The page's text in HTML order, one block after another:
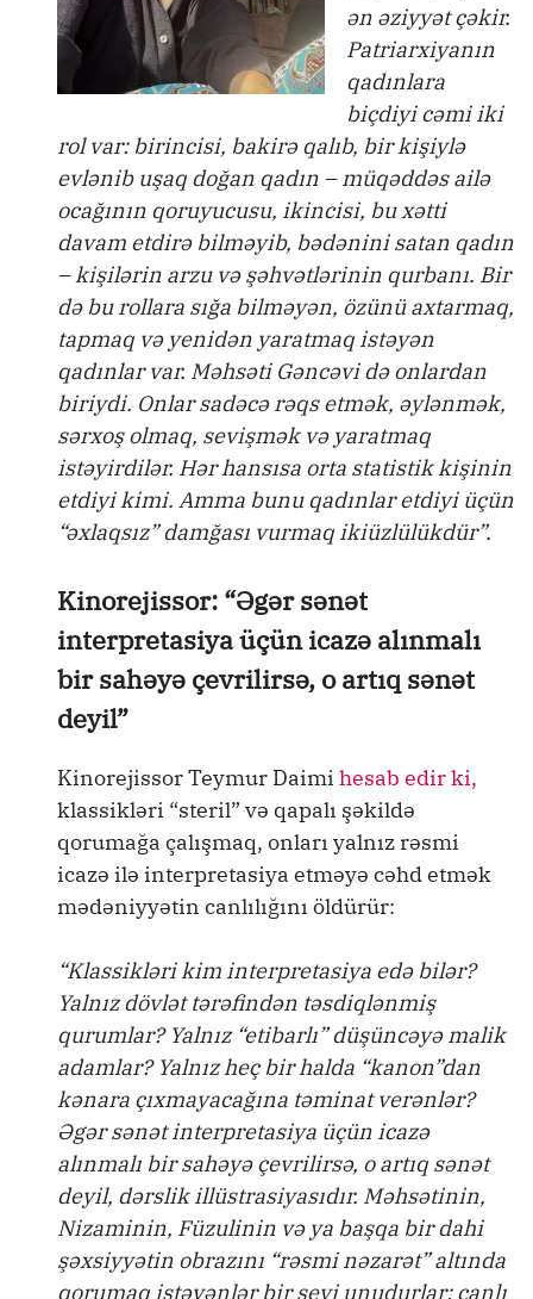
ən əziyyət çəkir.
Patriarxiyanın
qadınlara
biçdiyi cəmi iki
rol var: birincisi, bakirə qalıb, bir kişiylə
evlənib uşaq doğan qadın – müqəddəs ailə
ocağının qoruyucusu, ikincisi, bu xətti
davam etdirə bilməyib, bədənini satan qadın
– kişilərin arzu və şəhvətlərinin qurbanı. Bir
də bu rollara sığa bilməyən, özünü axtarmaq,
tapmaq və yenidən yaratmaq istəyən
qadınlar var. Məhsəti Gəncəvi də onlardan
biriydi. Onlar sadəcə rəqs etmək, əylənmək,
sərxoş olmaq, sevişmək və yaratmaq
istəyirdilər. Hər hansısa orta statistik kişinin
etdiyi kimi. Amma bunu qadınlar etdiyi üçün
“əxlaqsız” damğası vurmaq ikiüzlülükdür”.
Kinorejissor: “Əgər sənət
interpretasiya üçün icazə alınmalı
bir sahəyə çevrilirsə, o artıq sənət
deyil”
Kinorejissor Teymur Daimi hesab edir ki,
klassikləri “steril” və qapalı şəkildə
qorumağa çalışmaq, onları yalnız rəsmi
icazə ilə interpretasiya etməyə cəhd etmək
mədəniyyətin canlılığını öldürür:
“Klassikləri kim interpretasiya edə bilər?
Yalnız dövlət tərəfindən təsdiqlənmiş
qurumlar? Yalnız “etibarlı” düşüncəyə malik
adamlar? Yalnız heç bir halda “kanon”dan
kənara çıxmayacağına təminat verənlər?
Əgər sənət interpretasiya üçün icazə
alınmalı bir sahəyə çevrilirsə, o artıq sənət
deyil, dərslik illüstrasiyasıdır. Məhsətinin,
Nizaminin, Füzulinin və ya başqa bir dahi
şəxsiyyətin obrazını “rəsmi nəzarət” altında
qorumaq istəyənlər bir şeyi unudurlar: canlı